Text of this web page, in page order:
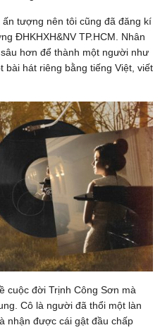
tượng nên tôi cũng đã đăng kí
ĐHKHXH&NV TP.HCM. Nhân
hơn để thành một người như
bài hát riêng bằng tiếng Việt, viết
cuộc đời Trịnh Công Sơn mà
Cô là người đã thổi một làn
nhận được cái gật đầu chấp